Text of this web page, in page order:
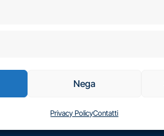
Nega
Privacy PolicyContatti